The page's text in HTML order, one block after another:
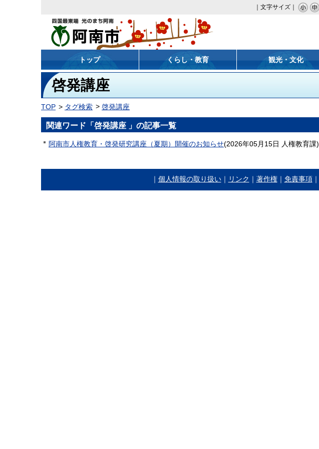
｜文字サイズ｜
阿南市
トップ くらし・教育 観光・文化
啓発講座
TOP タグ検索 啓発講座
関連ワード「啓発講座 」の記事一覧
阿南市人権教育・啓発研究講座（夏期）開催のお知らせ(2026年05月15日 人権教育課)
｜ 個人情報の取り扱い｜ リンク ｜ 著作権｜ 免責事項｜